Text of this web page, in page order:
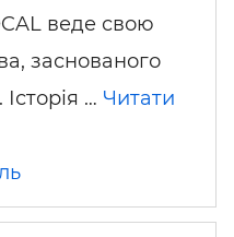
веде свою
заснованого
… Читати